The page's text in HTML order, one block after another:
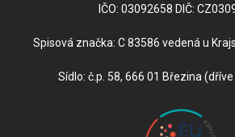
IČO: 03092658 DIČ:
Spisová značka: C 83586 vedená u
Sídlo: č.p. 58, 666 01 Březina